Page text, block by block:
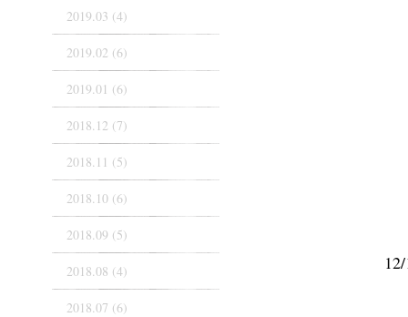
2019.03 (4)
2019.02 (6)
2019.01 (6)
2018.12 (7)
2018.11 (5)
2018.10 (6)
2018.09 (5)
2018.08 (4)
2018.07 (6)